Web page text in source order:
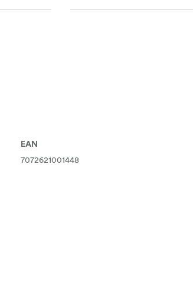
EAN
7072621001448